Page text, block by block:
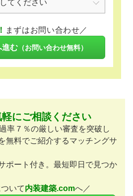
まずはお問い合わせ／
進む （お問い合わせ無料）
軽にご相談ください
率７％の厳しい審査を突破し
無料でご紹介するマッチングサ
ポート付き。最短即日で見つか
いて内装建築.comへ／